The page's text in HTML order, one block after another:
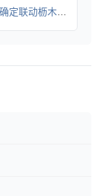
市足球俱乐部！